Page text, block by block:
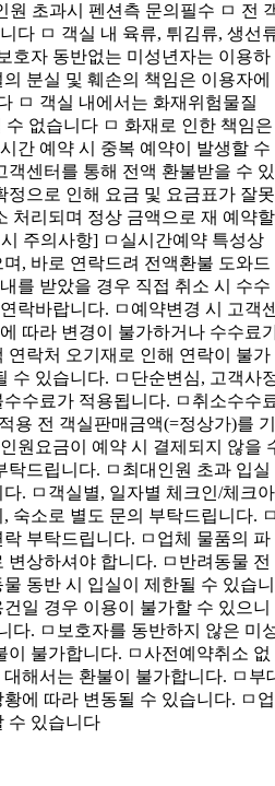
원 초과시 펜션측 문의필수 ㅁ 전
다 ㅁ 객실 내 육류, 튀김류, 생선
호자 동반없는 미성년자는 이용하
분실 및 훼손의 책임은 이용자에
ㅁ 객실 내에서는 화재위험물질
없습니다 ㅁ 화재로 인한 책임은
간 예약 시 중복 예약이 발생할 수
객센터를 통해 전액 환불받을 수 있
정으로 인해 요금 및 요금표가 잘못
처리되며 정상 금액으로 재 예약할
주의사항] ㅁ실시간예약 특성상
, 바로 연락드려 전액환불 도와드
를 받았을 경우 직접 취소 시 수수
락바랍니다. ㅁ예약변경 시 고객
따라 변경이 불가하거나 수수료
연락처 오기재로 인해 연락이 불가
수 있습니다. ㅁ단순변심, 고객사
수료가 적용됩니다. ㅁ취소수수
용 전 객실판매금액(=정상가)를 기
원요금이 예약 시 결제되지 않을
탁드립니다. ㅁ최대인원 초과 입실
. ㅁ객실별, 일자별 체크인/체크아
숙소로 별도 문의 부탁드립니다.
부탁드립니다. ㅁ업체 물품의 파
변상하셔야 합니다. ㅁ반려동물 전
동반 시 입실이 제한될 수 있습니
일 경우 이용이 불가할 수 있으니
다. ㅁ보호자를 동반하지 않은 미
이 불가합니다. ㅁ사전예약취소 없
해서는 환불이 불가합니다. ㅁ부
에 따라 변동될 수 있습니다. ㅁ업
수 있습니다